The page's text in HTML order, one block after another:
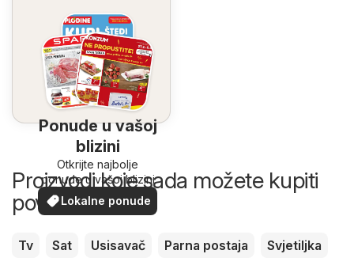
Ponude u vašoj
blizini
Otkrijte najbolje
ponude u vašoj blizini
Lokalne ponude
Proizvodi koje sada možete kupiti
povoljnije
Tv Sat Usisavač Parna postaja Svjetiljka